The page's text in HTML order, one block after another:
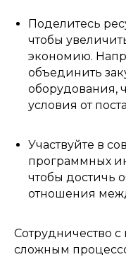
Поделитесь
чтобы
экономию.
объединить
оборудования,
условия от
Участвуйте в
программных
чтобы достичь
отношения
Сотрудничество
сложным